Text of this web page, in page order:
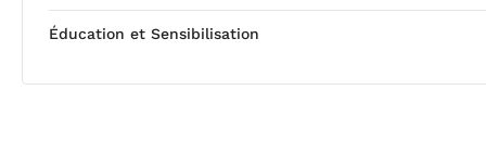
Éducation et Sensibilisation